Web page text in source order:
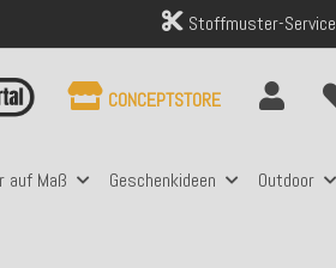
Stoffmuster-Service
auf Maß Geschenkideen Outdoor
CONCEPTSTORE